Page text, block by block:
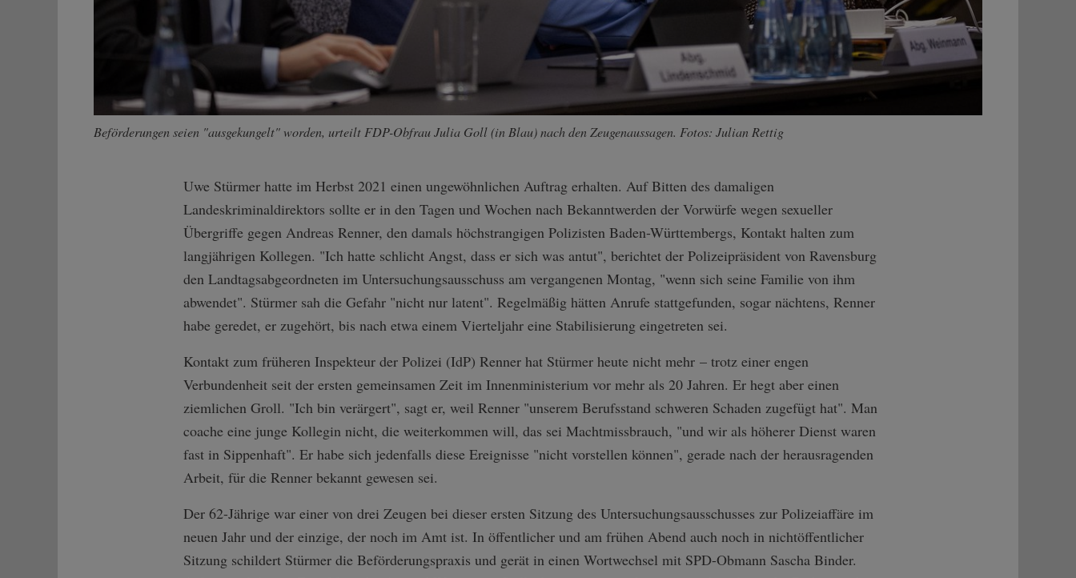
Beförderungen seien "ausgekungelt" worden, urteilt FDP-Obfrau Julia Goll (in Blau) nach den Zeugenaussagen. Fotos: Julian Rettig
Uwe Stürmer hatte im Herbst 2021 einen ungewöhnlichen Auftrag erhalten. Auf Bitten des damaligen
Landeskriminaldirektors sollte er in den Tagen und Wochen nach Bekanntwerden der Vorwürfe wegen sexueller
Übergriffe gegen Andreas Renner, den damals höchstrangigen Polizisten Baden-Württembergs, Kontakt halten zum
langjährigen Kollegen. "Ich hatte schlicht Angst, dass er sich was antut", berichtet der Polizeipräsident von Ravensburg
den Landtagsabgeordneten im Untersuchungsausschuss am vergangenen Montag, "wenn sich seine Familie von ihm
abwendet". Stürmer sah die Gefahr "nicht nur latent". Regelmäßig hätten Anrufe stattgefunden, sogar nächtens, Renner
habe geredet, er zugehört, bis nach etwa einem Vierteljahr eine Stabilisierung eingetreten sei.
Kontakt zum früheren Inspekteur der Polizei (IdP) Renner hat Stürmer heute nicht mehr – trotz einer engen
Verbundenheit seit der ersten gemeinsamen Zeit im Innenministerium vor mehr als 20 Jahren. Er hegt aber einen
ziemlichen Groll. "Ich bin verärgert", sagt er, weil Renner "unserem Berufsstand schweren Schaden zugefügt hat". Man
coache eine junge Kollegin nicht, die weiterkommen will, das sei Machtmissbrauch, "und wir als höherer Dienst waren
fast in Sippenhaft". Er habe sich jedenfalls diese Ereignisse "nicht vorstellen können", gerade nach der herausragenden
Arbeit, für die Renner bekannt gewesen sei.
Der 62-Jährige war einer von drei Zeugen bei dieser ersten Sitzung des Untersuchungsausschusses zur Polizeiaffäre im
neuen Jahr und der einzige, der noch im Amt ist. In öffentlicher und am frühen Abend auch noch in nichtöffentlicher
Sitzung schildert Stürmer die Beförderungspraxis und gerät in einen Wortwechsel mit SPD-Obmann Sascha Binder.